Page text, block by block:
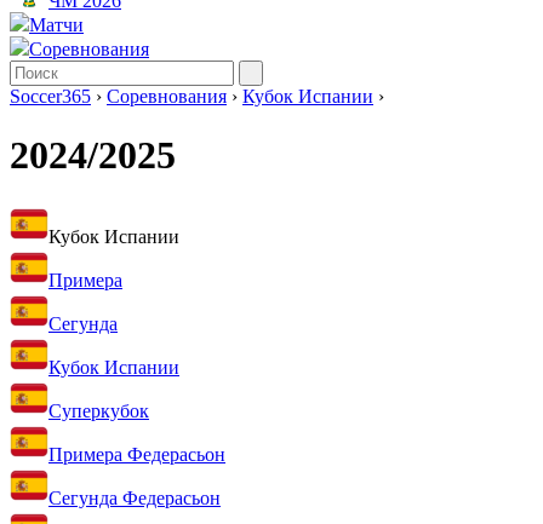
Матчи
Соревнования
Soccer365 › Соревнования › Кубок Испании ›
2024/2025
Кубок Испании
Примера
Сегунда
Кубок Испании
Суперкубок
Примера Федерасьон
Сегунда Федерасьон